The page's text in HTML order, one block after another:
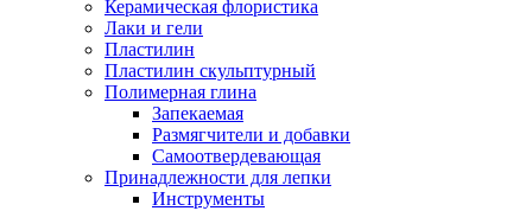
Керамическая флористика
Лаки и гели
Пластилин
Пластилин скульптурный
Полимерная глина
Запекаемая
Размягчители и добавки
Самоотвердевающая
Принадлежности для лепки
Инструменты